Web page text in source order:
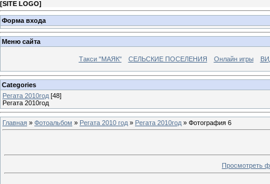
[SITE LOGO]
Форма входа
Меню сайта
Такси "МАЯК" СЕЛЬСКИЕ ПОСЕЛЕНИЯ Онлайн игры
Categories
Регата 2010год [48]
Регата 2010год
Главная » Фотоальбом » Регата 2010 год » Регата 2010год » Фотография 6
Просмотреть